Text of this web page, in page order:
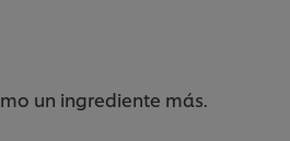
un ingrediente más.